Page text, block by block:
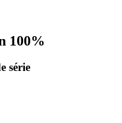
100%
série